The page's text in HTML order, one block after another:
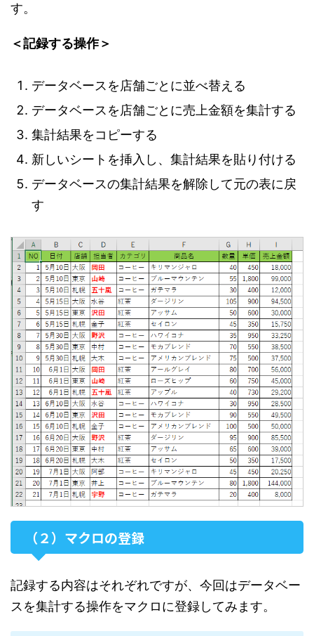
す。
＜記録する操作＞
データベースを店舗ごとに並べ替える
データベースを店舗ごとに売上金額を集計する
集計結果をコピーする
新しいシートを挿入し、集計結果を貼り付ける
データベースの集計結果を解除して元の表に戻
す
（２）マクロの登録
記録する内容はそれぞれですが、今回はデータベー
スを集計する操作をマクロに登録してみます。